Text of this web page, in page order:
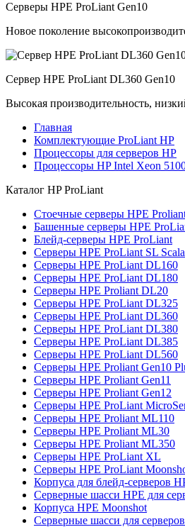
Серверы HPE ProLiant Gen10
Новое поколение
Сервер HPE ProLiant DL360 Gen10
Высокая производительность,
Главная
Комплектующие ProLiant HP
Процессоры для серверов HP
Процессоры HP Intel Xeon
Каталог HP ProLiant
Стоечные серверы HPE
Башенные серверы HPE
Блейд-серверы HPE ProLiant
Серверы HPE ProLiant SL
Серверы HPE ProLiant DL160
Серверы HPE ProLiant DL180
Серверы HPE Proliant DL20
Серверы HPE ProLiant DL325
Серверы HPE ProLiant DL360
Серверы HPE ProLiant DL380
Серверы HPE ProLiant DL385
Серверы HPE ProLiant DL560
Серверы HPE Proliant Gen10
Серверы HPE Proliant Gen11
Серверы HPE Proliant Gen12
Серверы HPE ProLiant
Серверы HPE Proliant ML110
Серверы HPE Proliant ML30
Серверы HPE Proliant ML350
Серверы HPE ProLiant XL
Серверы HPE ProLiant
Корпуса для блейд-серверов
Серверные шасси HPE для
Корпуса HPE Moonshot
Серверные шасси для